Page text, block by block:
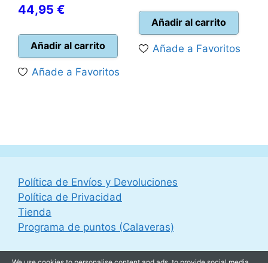
era:
50,00 €.
44,95 €
actual
es:
44,95 €.
Añadir al carrito
Añade a Favoritos
original
era:
69,99 €.
es:
59,95
Añadir al carrito
Añade a Favoritos
Política de Envíos y Devoluciones
Política de Privacidad
Tienda
Programa de puntos (Calaveras)